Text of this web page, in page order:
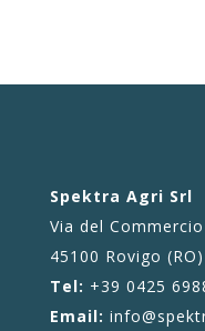
Spektra Agri Srl
Via del
45100 Rovigo (RO)
Tel: +39 0425
Email: